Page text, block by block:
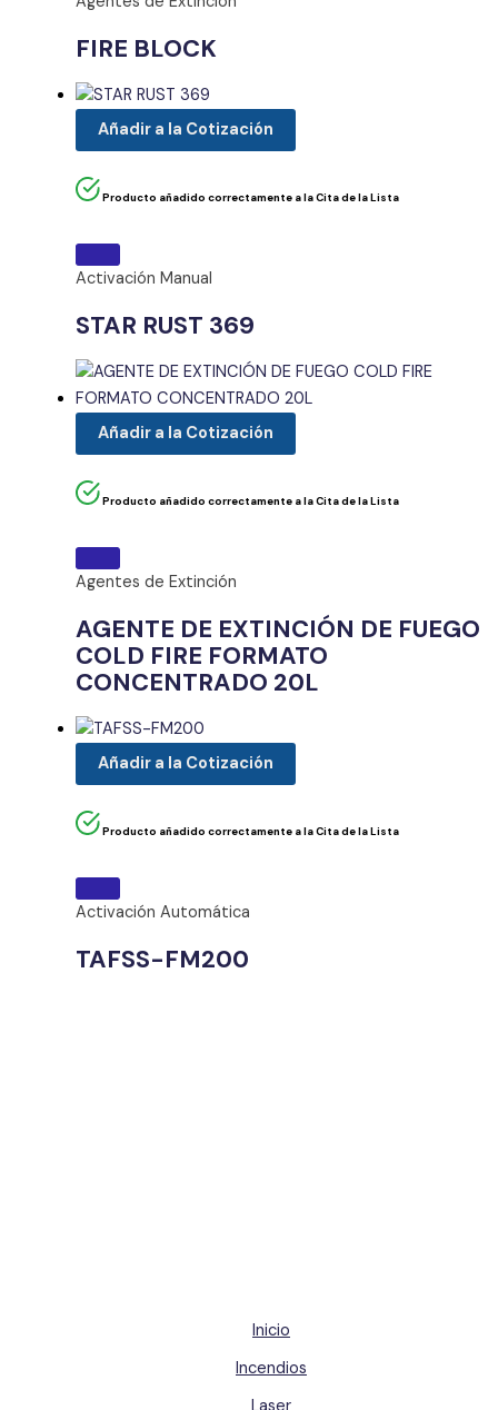
FIRE BLOCK
Añadir a la Cotización
Producto añadido correctamente a la Cita de la Lista
Activación Manual
STAR RUST 369
Añadir a la Cotización
Producto añadido correctamente a la Cita de la Lista
Agentes de Extinción
AGENTE DE EXTINCIÓN DE FUEGO
COLD FIRE FORMATO
CONCENTRADO 20L
Añadir a la Cotización
Producto añadido correctamente a la Cita de la Lista
Activación Automática
TAFSS-FM200
Inicio
Incendios